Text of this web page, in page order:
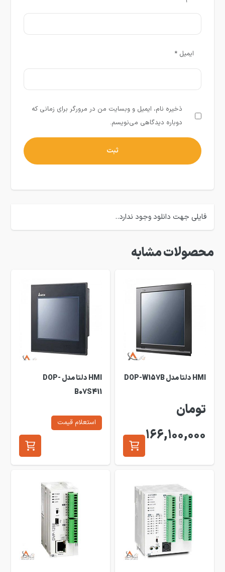
ایمیل*
ذخیره نام، ایمیل و وبسایت من در مرورگر برای زمانی که
دوباره دیدگاهی می‌نویسم.
فایلی جهت دانلود وجود ندارد..
محصولات مشابه
HMI دلتا مدل DOP-W157B
تومان
166,100,000
HMI دلتا مدل DOP-
B07S411
استعلام قیمت